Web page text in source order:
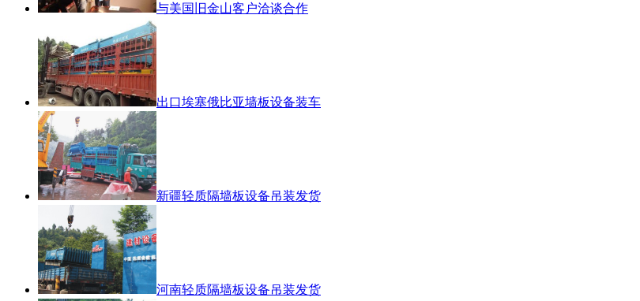
与美国旧金山客户洽谈合作
出口埃塞俄比亚墙板设备装车
新疆轻质隔墙板设备吊装发货
河南轻质隔墙板设备吊装发货